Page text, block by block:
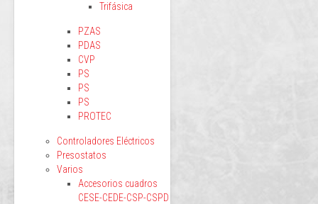
Trifásica
PZAS
PDAS
CVP
PS
PS
PS
PROTEC
Controladores Eléctricos
Presostatos
Varios
Accesorios cuadros
CESE-CEDE-CSP-CSPD